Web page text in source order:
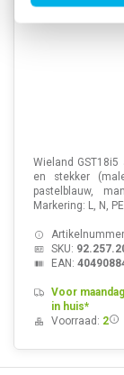
Wieland
en stekker
pastelblauw,
Markering: L, N,
SKU:
EAN:
Voor
in huis*
Voorraad: 2